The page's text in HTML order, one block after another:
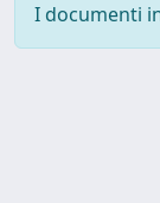
I documenti